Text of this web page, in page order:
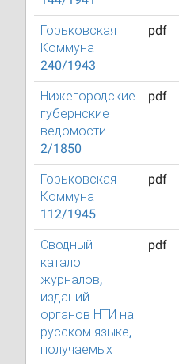
Горьковская
Коммуна
240/1943
pdf
Нижегородские
губернские
ведомости
2/1850
pdf
Горьковская
Коммуна
112/1945
pdf
Сводный
каталог
журналов,
изданий
органов НТИ на
русском языке,
получаемых
pdf